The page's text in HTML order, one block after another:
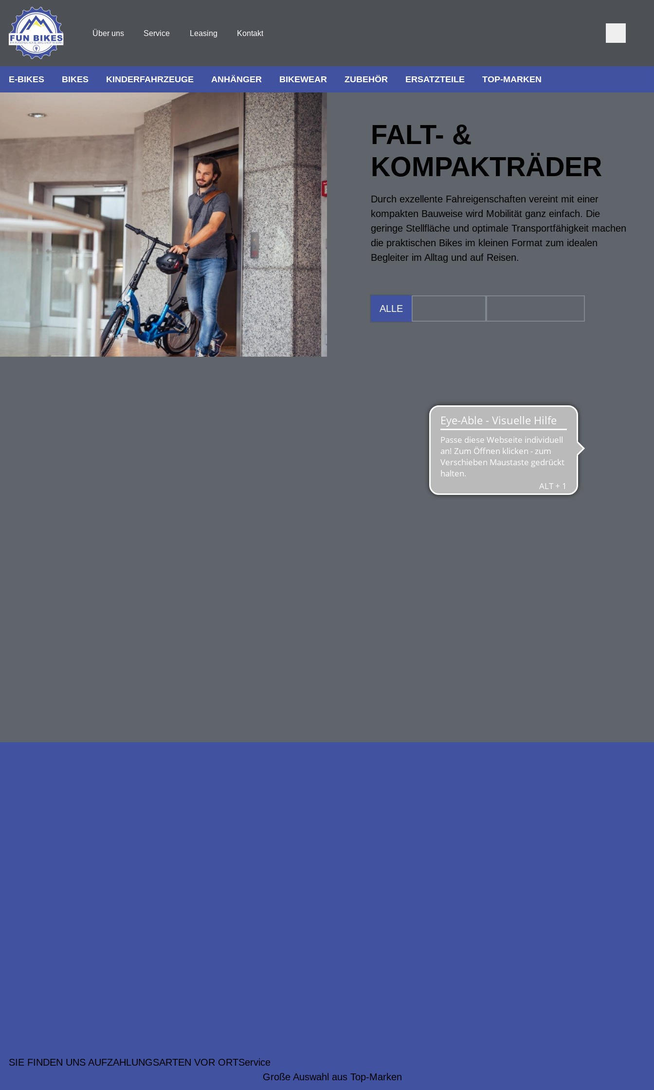
Über uns Service Leasing Kontakt
E-BIKES BIKES KINDERFAHRZEUGE ANHÄNGER BIKEWEAR ZUBEHÖR ERSATZTEILE TOP-MARKEN
FALT- &
KOMPAKTRÄDER
Durch exzellente Fahreigenschaften vereint mit einer
kompakten Bauweise wird Mobilität ganz einfach. Die
geringe Stellfläche und optimale Transportfähigkeit machen
die praktischen Bikes im kleinen Format zum idealen
Begleiter im Alltag und auf Reisen.
ALLE
SIE FINDEN UNS AUFZAHLUNGSARTEN VOR ORTService
Große Auswahl aus Top-Marken